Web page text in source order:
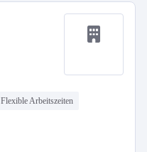
Flexible Arbeitszeiten